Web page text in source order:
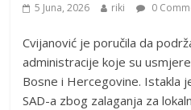
5 Juna, 2026 riki 0
Cvijanović je poručila da
administracije koje su
Bosne i Hercegovine. Istakla
SAD-a zbog zalaganja za